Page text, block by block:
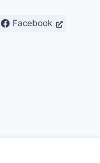
Facebook